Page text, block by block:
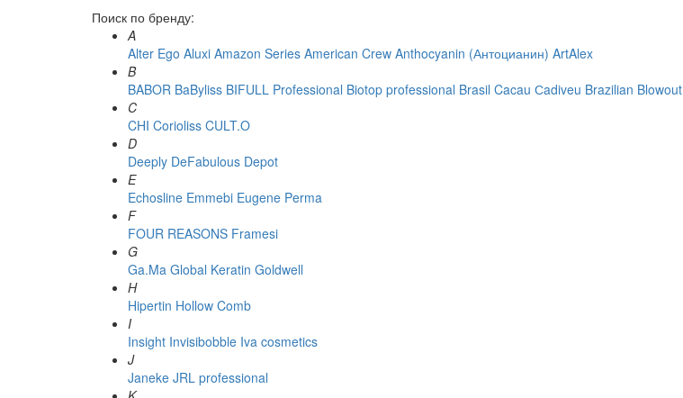
Поиск по бренду:
A
Alter Ego Aluxi Amazon Series American Crew Anthocyanin (Антоцианин) ArtAlex
B
BABOR BaByliss BIFULL Professional Biotop professional Brasil Cacau Сadiveu Brazilian Blowout
C
CHI Corioliss CULT.O
D
Deeply DeFabulous Depot
E
Echosline Emmebi Eugene Perma
F
FOUR REASONS Framesi
G
Ga.Ma Global Keratin Goldwell
H
Hipertin Hollow Comb
I
Insight Invisibobble Iva cosmetics
J
Janeke JRL professional